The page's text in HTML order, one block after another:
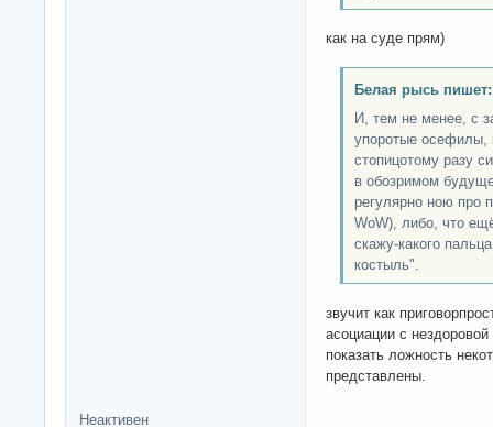
как на суде прям)
Белая рысь пишет:
И, тем не менее, с
упоротые осефилы,
стопицотому разу
в обозримом
регулярно ною про
WoW), либо, что
скажу-какого
костыль".
звучит как
асоциации с
показать ложность
представлены.
Неактивен